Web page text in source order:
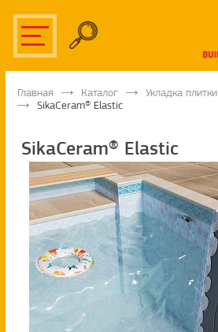
Главная Каталог
Укладка плитки
SikaCeram® Elastic
SikaCeram® Elastic